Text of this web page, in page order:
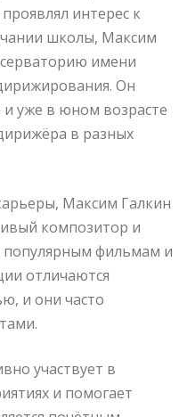
интерес к
школы, Максим
имени
Он
и уже в юном возрасте
в разных
Максим Галкин
композитор и
популярным фильмам и
отличаются
и они часто
участвует в
и помогает